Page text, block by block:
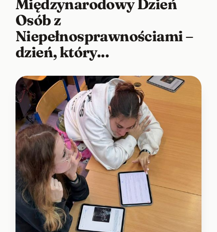
Międzynarodowy Dzień
Osób z
Niepełnosprawnościami –
dzień, który...